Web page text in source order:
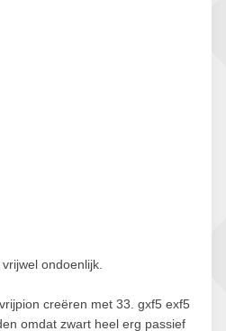
ondoenlijk.
creëren met 33. gxf5 exf5
omdat zwart heel erg passief